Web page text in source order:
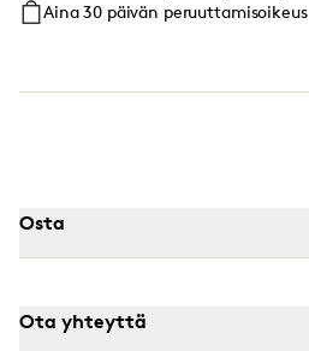
Aina 30 päivän peruuttamisoikeus
Osta
Ota yhteyttä